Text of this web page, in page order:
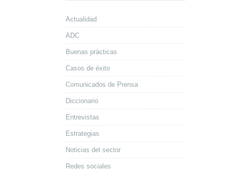
Actualidad
ADC
Buenas prácticas
Casos de éxito
Comunicados de Prensa
Diccionario
Entrevistas
Estrategias
Noticias del sector
Redes sociales